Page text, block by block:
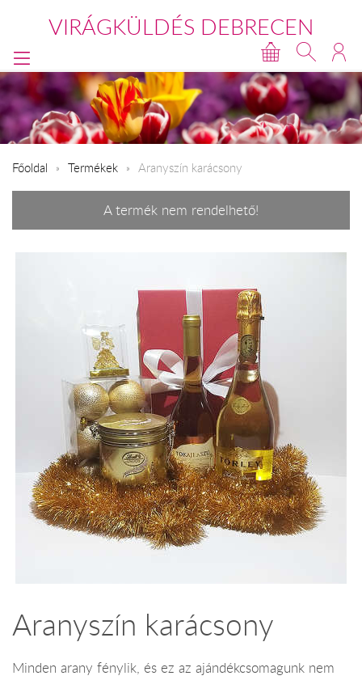
VIRÁGKÜLDÉS DEBRECEN
Főoldal Termékek Aranyszín karácsony
A termék nem rendelhető!
Aranyszín karácsony
Minden arany fénylik, és ez az ajándékcsomagunk nem